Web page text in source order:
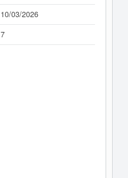
10/03/2026
7